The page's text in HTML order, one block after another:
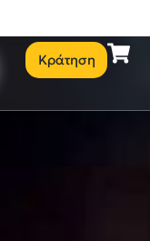
Κράτηση